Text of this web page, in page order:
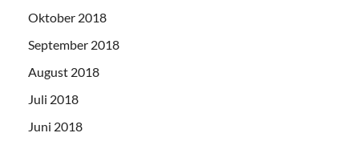
Oktober 2018
September 2018
August 2018
Juli 2018
Juni 2018